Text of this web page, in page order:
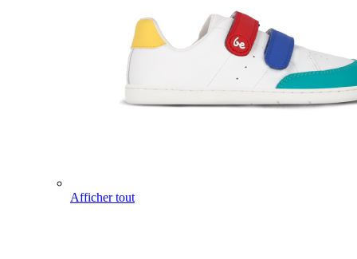
Afficher tout